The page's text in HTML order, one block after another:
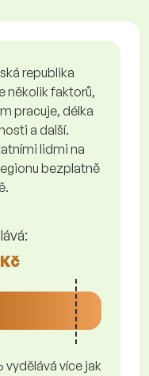
republika
několik faktorů,
pracuje, délka
a další.
lidmi na
bezplatně
vydělává více jak